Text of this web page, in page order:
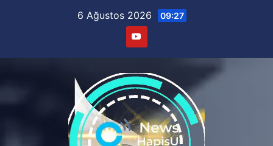
6 Ağustos 2026 09:27